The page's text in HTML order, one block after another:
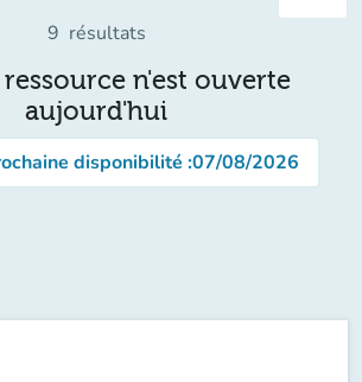
9 résultats
n'est ouverte
aujourd'hui
disponibilité :07/08/2026